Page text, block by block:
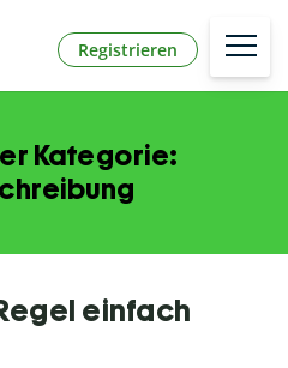
Registrieren
Kategorie:
einfach